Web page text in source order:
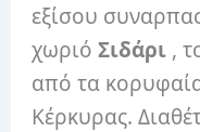
εξίσου
χωριόΣιδάρι ,
από τα
Κέρκυρας.